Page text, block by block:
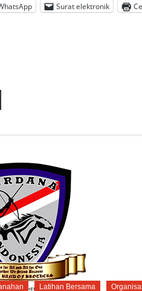
Surat elektronik
Latihan Bersama